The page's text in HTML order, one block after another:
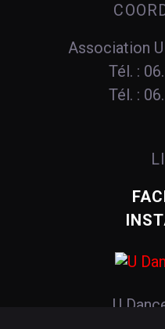
Association U
Tél. :
Tél. :
U